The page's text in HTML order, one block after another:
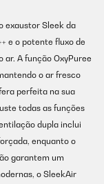
exaustor Sleek da
e o potente fluxo de
ar. A função OxyPuree
o ar fresco
perfeita na sua
todas as funções
dupla inclui
enquanto o
garantem um
o SleekAir